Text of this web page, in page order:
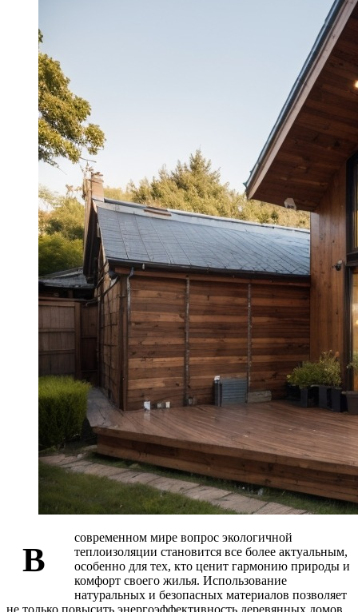
В
современном мире вопрос экологичной
теплоизоляции становится все более актуальным,
особенно для тех, кто ценит гармонию природы и
комфорт своего жилья. Использование
натуральных и безопасных материалов позволяет
не только повысить энергоэффективность деревянных домов,